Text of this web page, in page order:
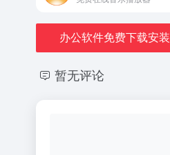
办公软件免费下载安装
暂无评论